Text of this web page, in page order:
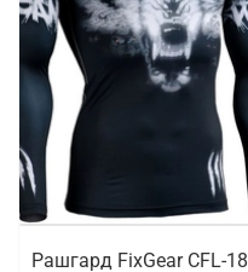
Рашгард FixGear CFL-18